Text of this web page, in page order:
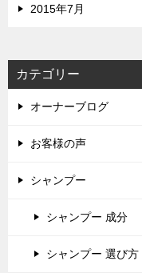
2015年7月
カテゴリー
オーナーブログ
お客様の声
シャンプー
シャンプー 成分
シャンプー 選び方